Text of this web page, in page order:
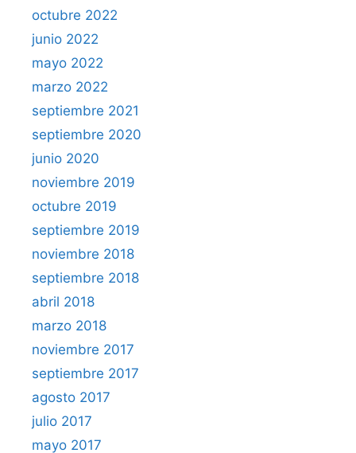
octubre 2022
junio 2022
mayo 2022
marzo 2022
septiembre 2021
septiembre 2020
junio 2020
noviembre 2019
octubre 2019
septiembre 2019
noviembre 2018
septiembre 2018
abril 2018
marzo 2018
noviembre 2017
septiembre 2017
agosto 2017
julio 2017
mayo 2017